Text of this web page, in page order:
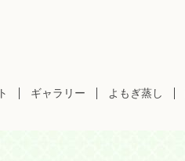
ギャラリー よもぎ蒸し